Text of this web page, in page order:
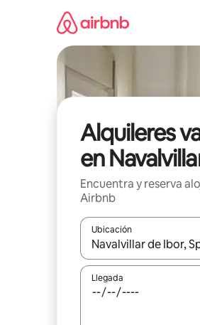
Alquileres
en
Encuentra y reserva
Airbnb
Ubicación
Cuando los resultados
Llegada